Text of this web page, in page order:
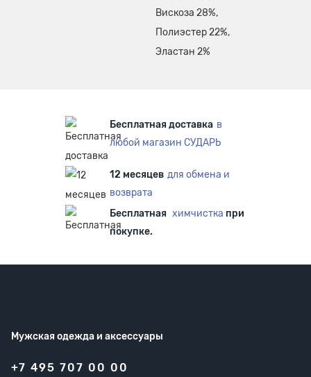
Вискоза 28%,
Полиэстер 22%,
Эластан 2%
Бесплатная доставка в
любой магазин СУДАРЬ
12 месяцев для обмена и
возврата
Бесплатная химчистка при
покупке.
Мужская одежда и аксессуары
+7 495 707 00 00